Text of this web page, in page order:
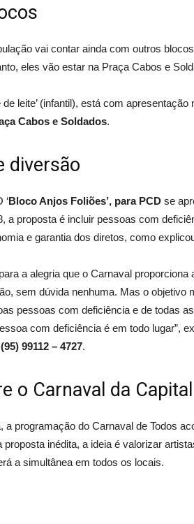
vai contar ainda com outros
eles vão estar na Praça Cabos e
de leite’ (infantil), está com apresentação
Cabos e Soldados.
diversão
‘Bloco Anjos Foliões’, para PCD se
a proposta é incluir pessoas com
e garantia dos diretos, como
a alegria que o Carnaval
sem dúvida nenhuma. Mas o objetivo
pessoas com deficiência e de todas
com deficiência é em todo lugar”,
99112 – 4727.
o Carnaval da Capital
a programação do Carnaval de Todos
proposta inédita, a ideia é valorizar
a simultânea em todos os locais.